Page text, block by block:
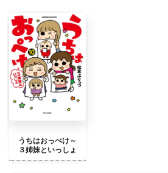
うちはおっぺけ～
３姉妹といっしょ